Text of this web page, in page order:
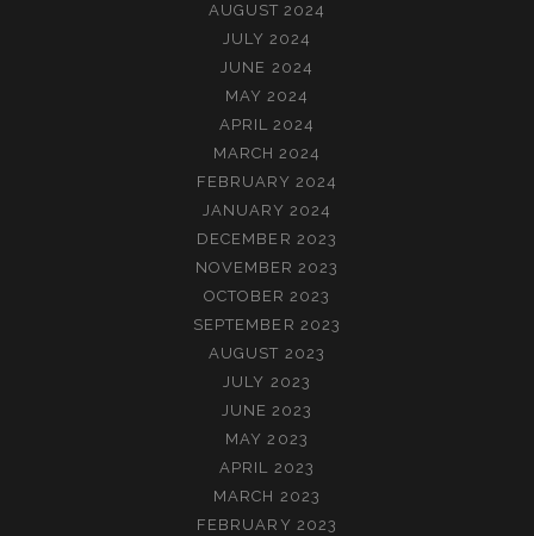
AUGUST 2024
JULY 2024
JUNE 2024
MAY 2024
APRIL 2024
MARCH 2024
FEBRUARY 2024
JANUARY 2024
DECEMBER 2023
NOVEMBER 2023
OCTOBER 2023
SEPTEMBER 2023
AUGUST 2023
JULY 2023
JUNE 2023
MAY 2023
APRIL 2023
MARCH 2023
FEBRUARY 2023